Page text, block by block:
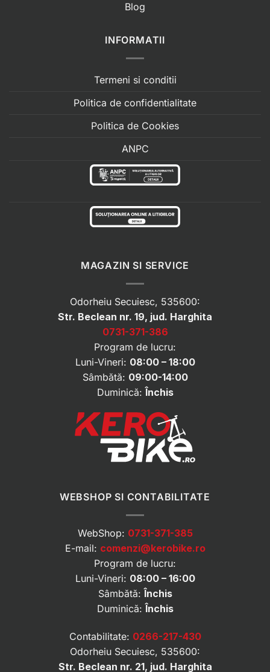
Blog
INFORMATII
Termeni si conditii
Politica de confidentialitate
Politica de Cookies
ANPC
MAGAZIN SI SERVICE
Odorheiu Secuiesc, 535600:
Str. Beclean nr. 19, jud. Harghita
0731-371-386
Program de lucru:
Luni-Vineri: 08:00 – 18:00
Sâmbătă: 09:00-14:00
Duminică:Închis
WEBSHOP SI CONTABILITATE
WebShop: 0731-371-385
E-mail: comenzi@kerobike.ro
Program de lucru:
Luni-Vineri: 08:00 – 16:00
Sâmbătă: Închis
Duminică: Închis
Contabilitate: 0266-217-430
Odorheiu Secuiesc, 535600:
Str. Beclean nr. 21, jud. Harghita